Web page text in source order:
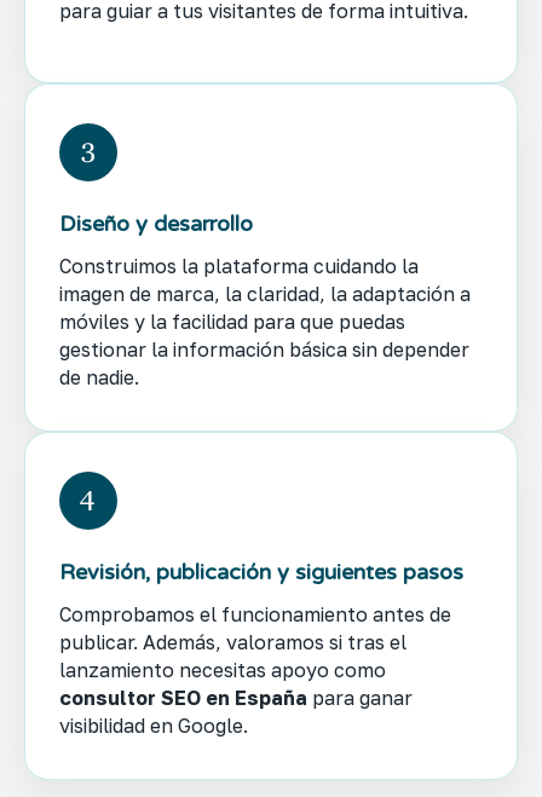
para guiar a tus visitantes de forma intuitiva.
Diseño y desarrollo
Construimos la plataforma cuidando la
imagen de marca, la claridad, la adaptación a
móviles y la facilidad para que puedas
gestionar la información básica sin depender
de nadie.
Revisión, publicación y siguientes pasos
Comprobamos el funcionamiento antes de
publicar. Además, valoramos si tras el
lanzamiento necesitas apoyo como
consultor SEO en España para ganar
visibilidad en Google.